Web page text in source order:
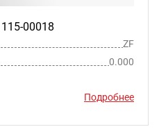
00018
ZF
0.000
Подробнее